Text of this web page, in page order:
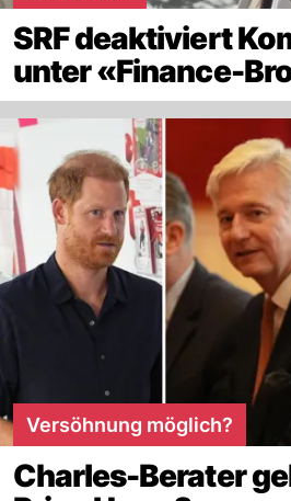
SRF deaktiviert
unter «Finance-
Versöhnung möglich?
Charles-Berater